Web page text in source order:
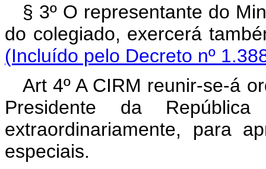
§ 3º O representante do
do colegiado, exercerá
(Incluído pelo Decreto nº
Art 4º A CIRM reunir-se-á
Presidente da
extraordinariamente, para
especiais.